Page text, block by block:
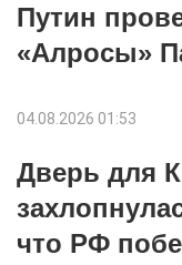
Путин
«Алросы»
04.08.2026 01:53
Дверь для
что РФ